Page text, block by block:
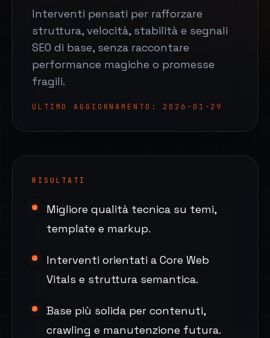
Interventi pensati per rafforzare
struttura, velocità, stabilità e segnali
SEO di base, senza raccontare
performance magiche o promesse
fragili.
ULTIMO AGGIORNAMENTO : 2026-01-29
RISULTATI
Migliore qualità tecnica su temi,
template e markup.
Interventi orientati a Core Web
Vitals e struttura semantica.
Base più solida per contenuti,
crawling e manutenzione futura.